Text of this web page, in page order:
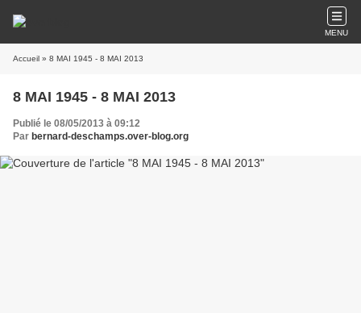
MENU
Accueil » 8 MAI 1945 - 8 MAI 2013
8 MAI 1945 - 8 MAI 2013
Publié le 08/05/2013 à 09:12
Par bernard-deschamps.over-blog.org